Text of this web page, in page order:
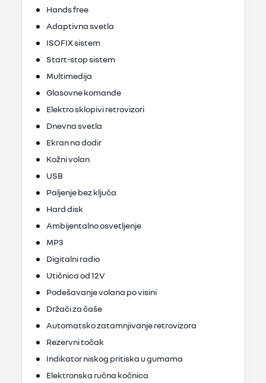
Hands free
Adaptivna svetla
ISOFIX sistem
Start-stop sistem
Multimedija
Glasovne komande
Elektro sklopivi retrovizori
Dnevna svetla
Ekran na dodir
Kožni volan
USB
Paljenje bez ključa
Hard disk
Ambijentalno osvetljenje
MP3
Digitalni radio
Utičnica od 12V
Podešavanje volana po visini
Držači za čaše
Automatsko zatamnjivanje retrovizora
Rezervni točak
Indikator niskog pritiska u gumama
Elektronska ručna kočnica